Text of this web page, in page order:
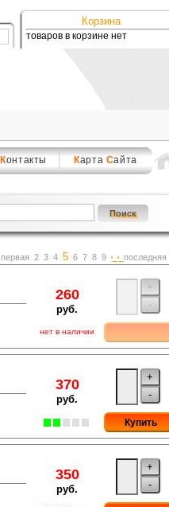
Корзина
товаров в корзине нет
Контакты Карта Сайта
первая 2 3 4 5 6 7 8 9 последняя
260
руб.
нет в наличии
+
-
370
руб.
+
-
Купить
350
руб.
+
-